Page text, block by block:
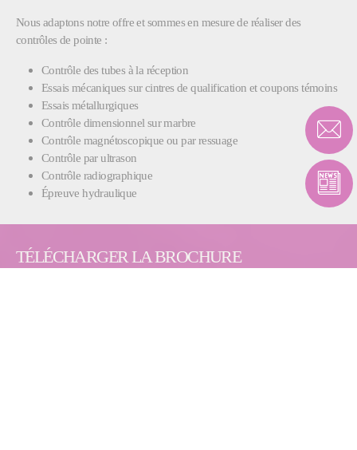
Nous adaptons notre offre et sommes en mesure de réaliser des
contrôles de pointe :
Contrôle des tubes à la réception
Essais mécaniques sur cintres de qualification et coupons témoins
Essais métallurgiques
Contrôle dimensionnel sur marbre
Contrôle magnétoscopique ou par ressuage
Contrôle par ultrason
Contrôle radiographique
Épreuve hydraulique
TÉLÉCHARGER LA BROCHURE